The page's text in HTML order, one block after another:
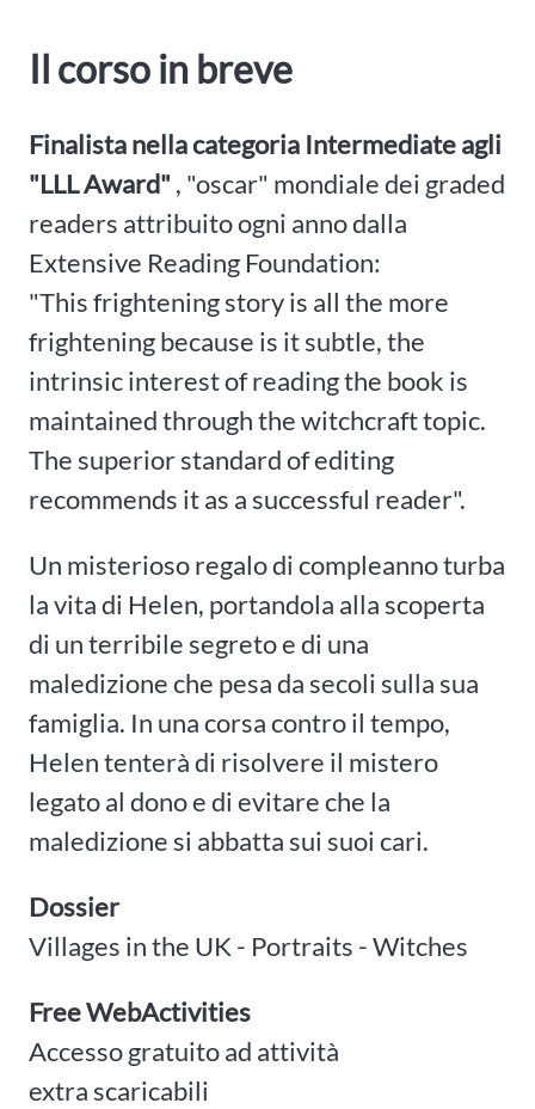
Il corso in breve
Finalista nella categoria Intermediate agli
"LLL Award" , "oscar" mondiale dei graded
readers attribuito ogni anno dalla
Extensive Reading Foundation:
"This frightening story is all the more
frightening because is it subtle, the
intrinsic interest of reading the book is
maintained through the witchcraft topic.
The superior standard of editing
recommends it as a successful reader".
Un misterioso regalo di compleanno turba
la vita di Helen, portandola alla scoperta
di un terribile segreto e di una
maledizione che pesa da secoli sulla sua
famiglia. In una corsa contro il tempo,
Helen tenterà di risolvere il mistero
legato al dono e di evitare che la
maledizione si abbatta sui suoi cari.
Dossier
Villages in the UK - Portraits - Witches
Free WebActivities
Accesso gratuito ad attività
extra scaricabili